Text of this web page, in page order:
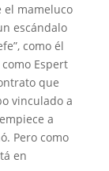
mameluco
escándalo
como él
Espert
que
vinculado a
a
Pero como
en